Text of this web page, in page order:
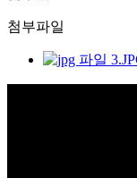
첨부파일